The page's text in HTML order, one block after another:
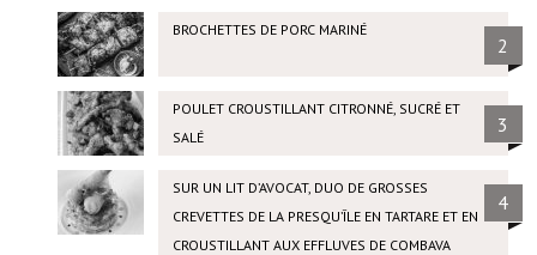
BROCHETTES DE PORC MARINÉ
2
POULET CROUSTILLANT CITRONNÉ, SUCRÉ ET
SALÉ
3
SUR UN LIT D’AVOCAT, DUO DE GROSSES
CREVETTES DE LA PRESQU’ÎLE EN TARTARE ET EN
CROUSTILLANT AUX EFFLUVES DE COMBAVA
4